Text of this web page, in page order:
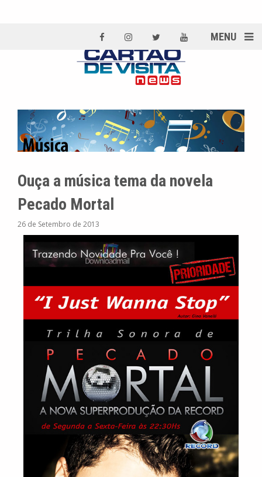
MENU
Ouça a música tema da novela
Pecado Mortal
26 de Setembro de 2013